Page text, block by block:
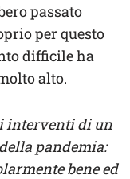
passato
per questo
difficile ha
alto.
interventi di un
pandemia:
bene ed